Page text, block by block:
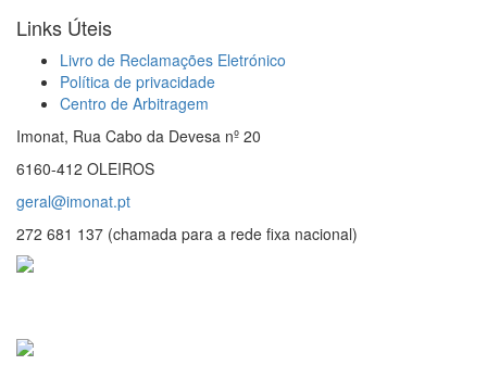
Links Úteis
Livro de Reclamações Eletrónico
Política de privacidade
Centro de Arbitragem
Imonat, Rua Cabo da Devesa nº 20
6160-412 OLEIROS
geral@imonat.pt
272 681 137 (chamada para a rede fixa nacional)